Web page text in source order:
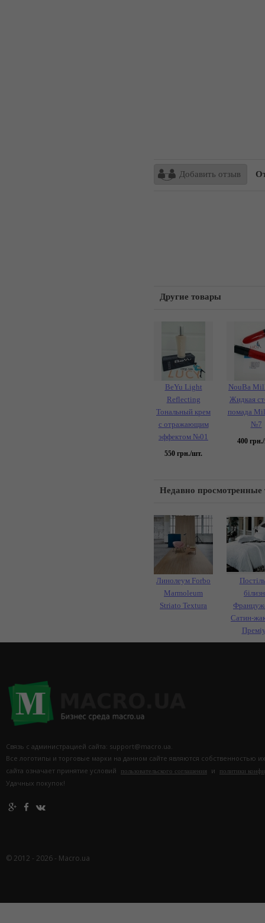
Добавить отзыв
Другие товары
BeYu Light
Reflecting
Тональный крем
с отражающим
эффектом №01
550 грн./шт.
NouBa
Жидкая
помада
№7
400
Недавно просмотренные
Линолеум Forbo
Marmoleum
Striato Textura
Сатин-
Связь с администрацией сайта: support@macro.ua.
Все логотипы и торговые марки на данном сайте являются собственностью
сайта означает принятие условий
пользовательского соглашения и политики
Удачных покупок!
© 2012 - 2026 - Macro.ua